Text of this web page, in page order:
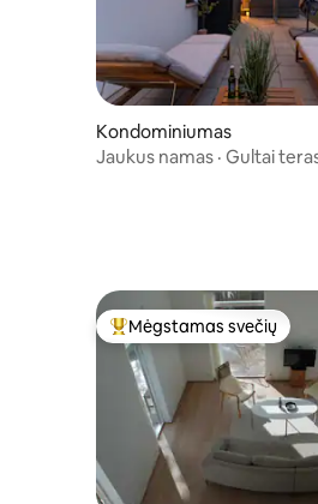
Kondominiumas
Jaukus namas · Gultai
Svečių mėgstamiausias
Mėgstamas svečių